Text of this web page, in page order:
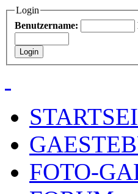
Login
Benutzername:
FOTO-